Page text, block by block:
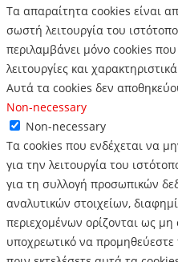
Τα απαραίτητα cookies είναι
σωστή λειτουργία του
περιλαμβάνει μόνο cookies
λειτουργίες και
Αυτά τα cookies δεν
Non-necessary
Non-necessary
Τα cookies που ενδέχεται να
για την λειτουργία του
για τη συλλογή προσωπικών
αναλυτικών στοιχείων,
περιεχομένων ορίζονται ως μη
υποχρεωτικό να